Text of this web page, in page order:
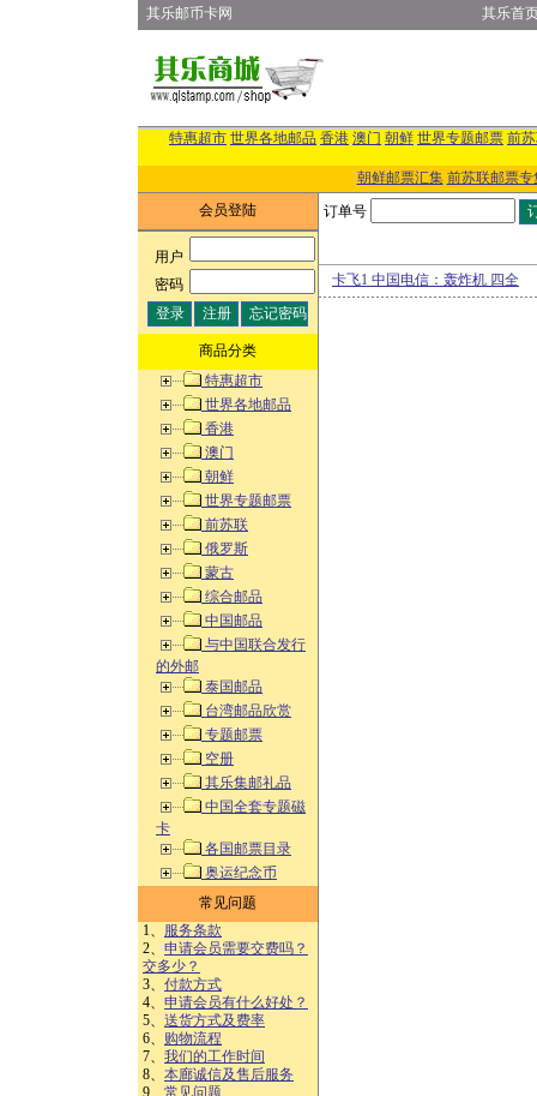
其乐邮币卡网 其乐首
特惠超市 世界各地邮品 香港 澳门 朝鲜 世界专题邮票 前
朝鲜邮票汇集 前苏联邮票专
会员登陆
用户:
密码:
商品分类
特惠超市
世界各地邮品
香港
澳门
朝鲜
世界专题邮票
前苏联
俄罗斯
蒙古
综合邮品
中国邮品
与中国联合发行
的外邮
泰国邮品
台湾邮品欣赏
专题邮票
空册
其乐集邮礼品
中国全套专题磁
卡
各国邮票目录
奥运纪念币
常见问题
1、 服务条款
2、 申请会员需要交费吗？
交多少？
3、 付款方式
4、 申请会员有什么好处？
5、 送货方式及费率
6、 购物流程
7、 我们的工作时间
8、 本廊诚信及售后服务
9、 常见问题
订单号
卡飞1 中国电信：轰炸机 四全